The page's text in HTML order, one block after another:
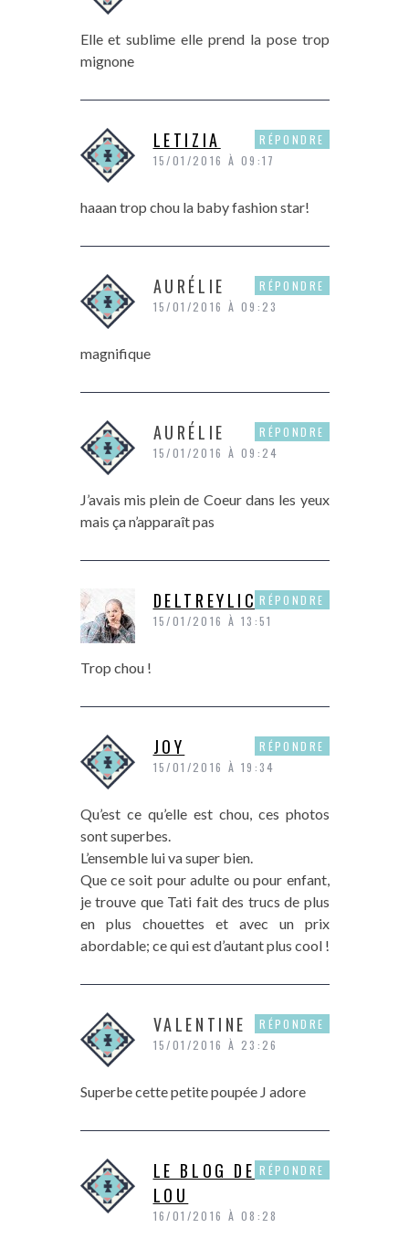
Elle et sublime elle prend la pose trop
mignone
LETIZIA
15/01/2016 À 09:17
haaan trop chou la baby fashion star!
RÉPONDRE
AURÉLIE
15/01/2016 À 09:23
magnifique
RÉPONDRE
AURÉLIE
15/01/2016 À 09:24
J’avais mis plein de Coeur dans les yeux
mais ça n’apparaît pas
RÉPONDRE
DELTREYLICIOUS
15/01/2016 À 13:51
Trop chou !
RÉPONDRE
JOY
15/01/2016 À 19:34
Qu’est ce qu’elle est chou, ces photos
sont superbes.
L’ensemble lui va super bien.
Que ce soit pour adulte ou pour enfant,
je trouve que Tati fait des trucs de plus
en plus chouettes et avec un prix
abordable; ce qui est d’autant plus cool !
RÉPONDRE
VALENTINE
15/01/2016 À 23:26
Superbe cette petite poupée J adore
RÉPONDRE
LE BLOG DE SIENNA
LOU
16/01/2016 À 08:28
RÉPONDRE